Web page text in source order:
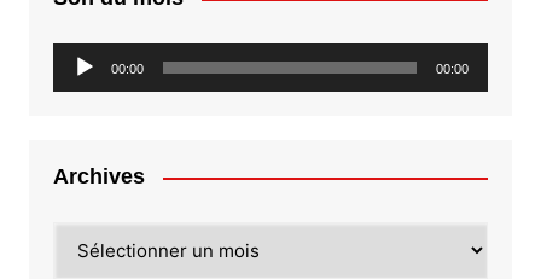
Lecteur
audio
00:00 00:00
Archives